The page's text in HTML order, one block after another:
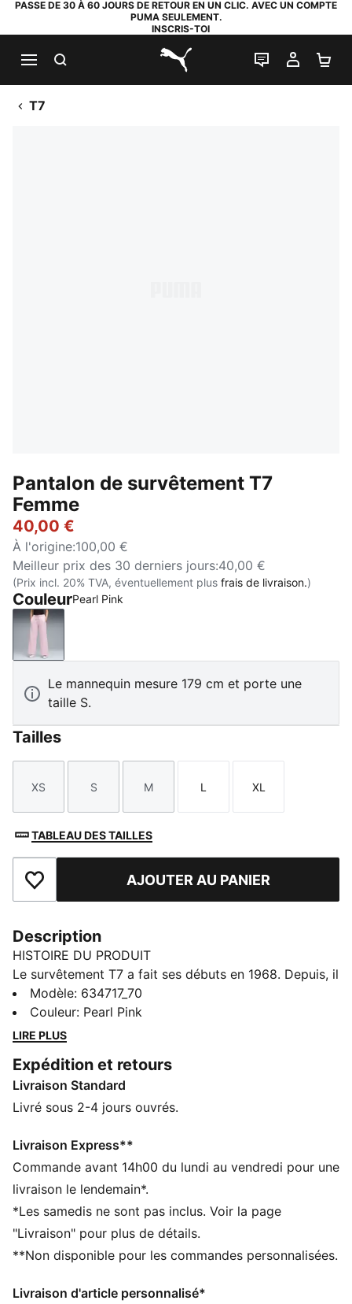
PASSE DE 30 À 60 JOURS DE RETOUR EN UN CLIC. AVEC UN COMPTE
PUMA SEULEMENT.
INSCRIS-TOI
PUMA.com
LIVE CHAT
MON
T7
Pantalon de survêtement T7
Femme
40,00 €
À l'origine:100,00 €
Meilleur prix des 30 derniers jours:40,00 €
(Prix incl. 20% TVA, éventuellement plus frais de livraison.)
CouleurPearl Pink
Pearl Pink
Le mannequin mesure 179 cm et porte une
taille S.
Tailles
Taille
XS
Taille
S
Taille
M
Taille
L
Taille
XL
TABLEAU DES TAILLES
Ajouter aux favorisAJOUTER AU PANIER
Description
HISTOIRE DU PRODUIT
Le survêtement T7 a fait ses débuts en 1968. Depuis, il
n'a cessé de bousculer les codes établis. Avec ses
panneaux latéraux emblématiques, ses lignes épurées
et son ADN PUMA inimitable, le T7 a atteint le statut
avec une palette de couleurs modernes, une gamme
de coupes courtes et décontractées et un logo PUMA
Cat oversize pour encore plus de caractère. Les
survêtement.
CARACTÉRISTIQUES + AVANTAGES
Confectionné avec un minimum de 50 % de matériaux
DÉTAILS
Coupe : Décontractée
Matière principale : Matière douce assurant la
Taille élastique
Modèle: 634717_70
Couleur: Pearl Pink
LIRE PLUS
Expédition et retours
Livraison Standard
Livré sous 2-4 jours ouvrés.
Livraison Express**
Commande avant 14h00 du lundi au vendredi pour une
livraison le lendemain*.
*Les samedis ne sont pas inclus. Voir la page
"Livraison" pour plus de détails.
**Non disponible pour les commandes personnalisées.
Livraison d'article personnalisé*